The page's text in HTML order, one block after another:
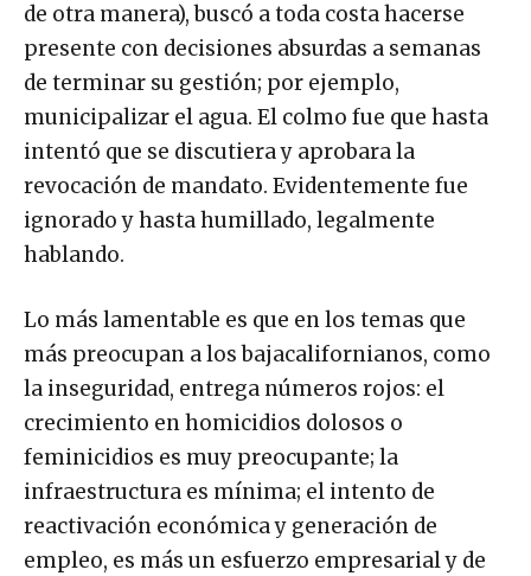
de otra manera), buscó a toda costa hacerse
presente con decisiones absurdas a semanas
de terminar su gestión; por ejemplo,
municipalizar el agua. El colmo fue que hasta
intentó que se discutiera y aprobara la
revocación de mandato. Evidentemente fue
ignorado y hasta humillado, legalmente
hablando.
Lo más lamentable es que en los temas que
más preocupan a los bajacalifornianos, como
la inseguridad, entrega números rojos: el
crecimiento en homicidios dolosos o
feminicidios es muy preocupante; la
infraestructura es mínima; el intento de
reactivación económica y generación de
empleo, es más un esfuerzo empresarial y de